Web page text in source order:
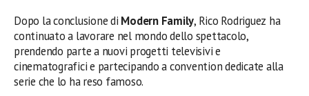
Dopo la conclusione di Modern Family, Rico Rodriguez ha
continuato a lavorare nel mondo dello spettacolo,
prendendo parte a nuovi progetti televisivi e
cinematografici e partecipando a convention dedicate alla
serie che lo ha reso famoso.